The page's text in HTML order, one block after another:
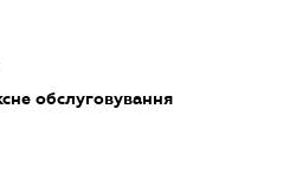
обслуговування